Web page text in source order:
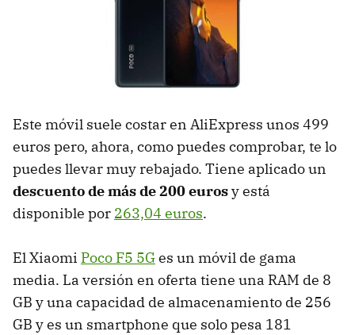
Este móvil suele costar en AliExpress unos 499
euros pero, ahora, como puedes comprobar, te lo
puedes llevar muy rebajado. Tiene aplicado un
descuento de más de 200 eurosy está
disponible por 263,04 euros.
El Xiaomi Poco F5 5Ges un móvil de gama
media. La versión en oferta tiene una RAM de 8
GB y una capacidad de almacenamiento de 256
GB y es un smartphone que solo pesa 181